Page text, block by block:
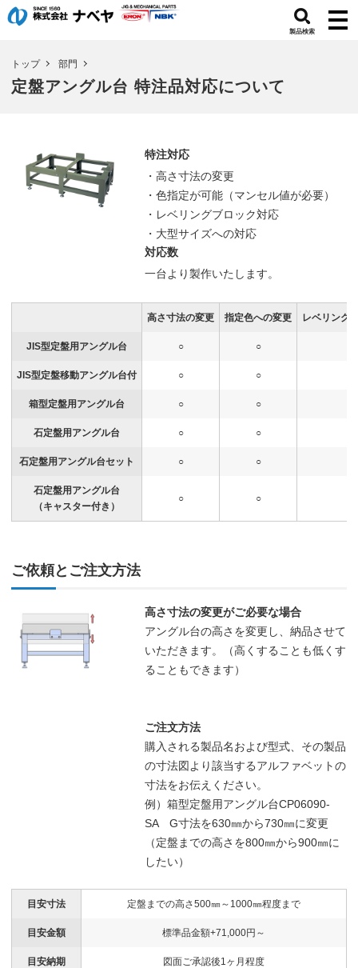
製品検索
トップ 部門
定盤アングル台 特注品対応について
特注対応
・高さ寸法の変更
・色指定が可能（マンセル値が必要）
・レベリングブロック対応
・大型サイズへの対応
対応数
一台より製作いたします。
高さ寸法の変更 指定色への変更 レベリング
JIS型定盤用アングル台 ○ ○
JIS型定盤移動アングル台付 ○ ○
箱型定盤用アングル台 ○ ○
石定盤用アングル台 ○ ○
石定盤用アングル台セット ○ ○
石定盤用アングル台
（キャスター付き）
○ ○
ご依頼とご注文方法
高さ寸法の変更がご必要な場合
アングル台の高さを変更し、納品させて
いただきます。（高くすることも低くす
ることもできます）
ご注文方法
購入される製品名および型式、その製品
の寸法図より該当するアルファベットの
寸法をお伝えください。
例）箱型定盤用アングル台CP06090-
SA G寸法を630㎜から730㎜に変更
（定盤までの高さを800㎜から900㎜に
したい）
目安寸法 定盤までの高さ500㎜～1000㎜程度まで
目安金額 標準品金額+71,000円～
目安納期 図面ご承認後1ヶ月程度